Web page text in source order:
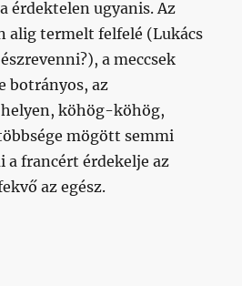
érdektelen ugyanis. Az
alig termelt felfelé (Lukács
a meccsek
botrányos, az
köhög-köhög,
mögött semmi
francért érdekelje az
az egész.